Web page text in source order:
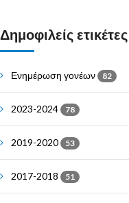
Δημοφιλείς ετικέτες
Ενημέρωση γονέων 82
2023-2024 78
2019-2020 53
2017-2018 51